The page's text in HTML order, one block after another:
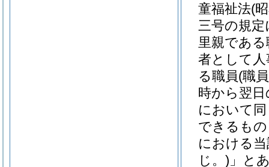
童福祉法(
三号の規
里親であ
者として
る職員(職
時から翌
において
できるも
における
じ。) 」と